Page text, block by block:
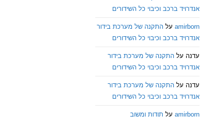
אנדרויד ברכב וכיבוי כל השידורים
amirborn על התקנה של מערכת בידור
אנדרויד ברכב וכיבוי כל השידורים
עדנה על התקנה של מערכת בידור
אנדרויד ברכב וכיבוי כל השידורים
עדנה על התקנה של מערכת בידור
אנדרויד ברכב וכיבוי כל השידורים
amirborn על תודות ומשוב